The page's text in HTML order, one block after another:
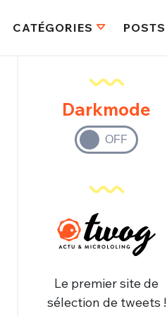
CATÉGORIES POSTS
Darkmode
Le premier site de
sélection de tweets !